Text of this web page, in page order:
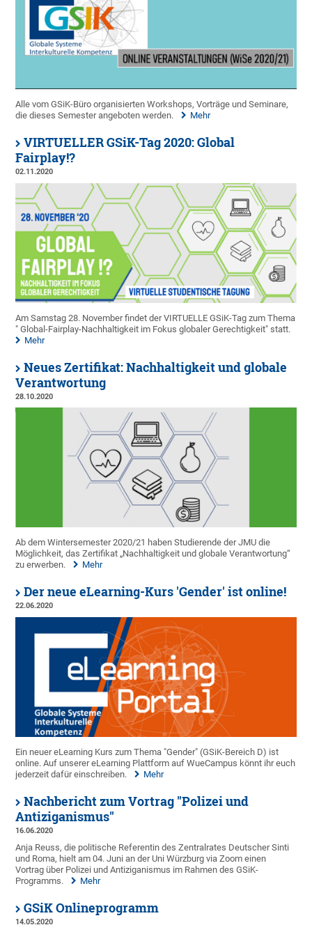
Alle vom GSiK-Büro organisierten Workshops, Vorträge und Seminare,
die dieses Semester angeboten werden.
Mehr
VIRTUELLER GSiK-Tag 2020: Global
Fairplay!?
02.11.2020
Am Samstag 28. November findet der VIRTUELLE GSiK-Tag zum Thema
" Global-Fairplay-Nachhaltigkeit im Fokus globaler Gerechtigkeit" statt.
Mehr
Neues Zertifikat: Nachhaltigkeit und globale
Verantwortung
28.10.2020
Ab dem Wintersemester 2020/21 haben Studierende der JMU die
Möglichkeit, das Zertifikat „Nachhaltigkeit und globale Verantwortung“
zu erwerben.
Mehr
Der neue eLearning-Kurs 'Gender' ist online!
22.06.2020
Ein neuer eLearning Kurs zum Thema "Gender" (GSiK-Bereich D) ist
online. Auf unserer eLearning Plattform auf WueCampus könnt ihr euch
jederzeit dafür einschreiben.
Mehr
Nachbericht zum Vortrag "Polizei und
Antiziganismus"
16.06.2020
Anja Reuss, die politische Referentin des Zentralrates Deutscher Sinti
und Roma, hielt am 04. Juni an der Uni Würzburg via Zoom einen
Vortrag über Polizei und Antiziganismus im Rahmen des GSiK-
Programms.
Mehr
GSiK Onlineprogramm
14.05.2020